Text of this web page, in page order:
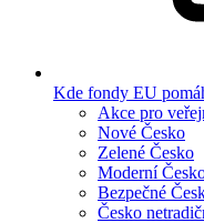
Kde fondy EU
Akce pro
Nové Česko
Zelené Česko
Moderní
Bezpečné
Česko